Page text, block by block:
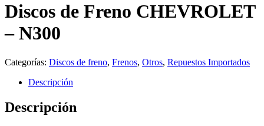
Discos de Freno CHEVROLET
– N300
Categorías: Discos de freno, Frenos, Otros, Repuestos Importados
Descripción
Descripción